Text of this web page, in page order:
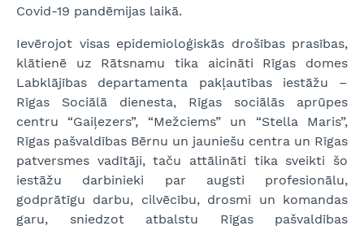
Covid-19 pandēmijas laikā.
Ievērojot visas epidemioloģiskās drošības prasības,
klātienē uz Rātsnamu tika aicināti Rīgas domes
Labklājības departamenta pakļautības iestāžu –
Rīgas Sociālā dienesta, Rīgas sociālās aprūpes
centru “Gaiļezers”, “Mežciems” un “Stella Maris”,
Rīgas pašvaldības Bērnu un jauniešu centra un Rīgas
patversmes vadītāji, taču attālināti tika sveikti šo
iestāžu darbinieki par augsti profesionālu,
godprātīgu darbu, cilvēcību, drosmi un komandas
garu, sniedzot atbalstu Rīgas pašvaldības